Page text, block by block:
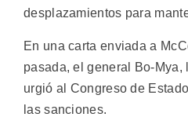
desplazamientos para
En una carta enviada a
pasada, el general Bo-Mya,
urgió al Congreso de
las sanciones.